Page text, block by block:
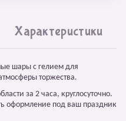
Характеристики
шары с гелием для
торжества.
за 2 часа, круглосуточно.
оформление под ваш праздник